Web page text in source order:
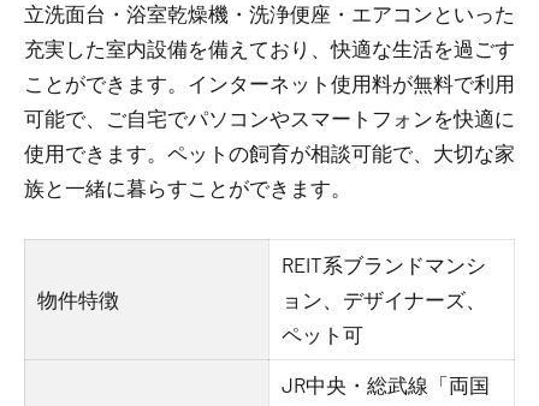
立洗面台・浴室乾燥機・洗浄便座・エアコンといった
充実した室内設備を備えており、快適な生活を過ごす
ことができます。インターネット使用料が無料で利用
可能で、ご自宅でパソコンやスマートフォンを快適に
使用できます。ペットの飼育が相談可能で、大切な家
族と一緒に暮らすことができます。
物件特徴
REIT系ブランドマンシ
ョン、デザイナーズ、
ペット可
JR中央・総武線「両国